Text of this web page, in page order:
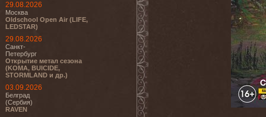
29.08.2026
Москва
Oldschool Open Air (LIFE,
LEDSTAR)
29.08.2026
Санкт-
Петербург
Открытие метал сезона
(KOMA, BUICIDE,
STORMLAND и др.)
03.09.2026
Белград
(Сербия)
RAVEN